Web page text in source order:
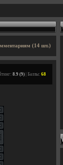
(14 шт.)
8.9 (9) | Баллы: 68